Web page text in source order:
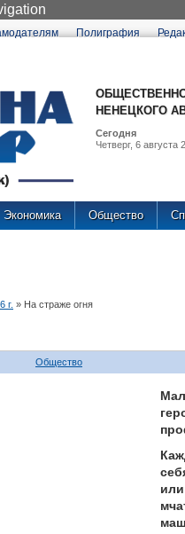
Полиграфия
НЕНЕЦКОГО
Сегодня
Четверг, 6 августа
Экономика Общество
г. » На страже огня
Общество